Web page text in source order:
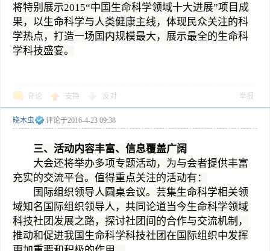
将特别展示2015“中国生命科学领域十大进展”项目成
果，以生命科学与人类健康主线，体现民众关注的科
学热点，打造一场国内规模最大，展示最全的生命科
学科技盛宴。
评论 支持 反对 举报
晓木虫 评论于2016-4-23 09:38
三、活动内容丰富、信息覆盖广阔
大会还将举办多项专题活动，为与会者提供丰富
充实的交流平台。值得重点关注的活动有：
国际组织领导人圆桌会议。芸集生命科学相关领
域知名国际组织领导人，共同论道当今生命科学领域
科技社团发展之路，探讨社团间的合作与交流机制，
推动和促进我国生命科学科技社团在国际组织中发挥